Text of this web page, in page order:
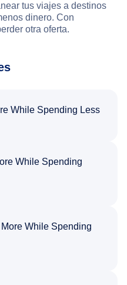
tus viajes a destinos
dinero. Con
otra oferta.
While Spending Less
While Spending
While Spending